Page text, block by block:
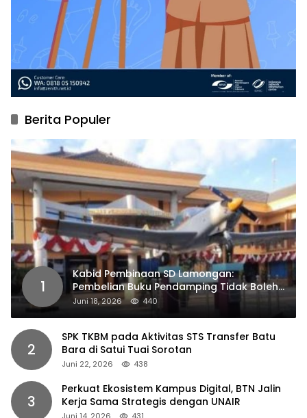
Berita Populer
1
Kabid Pembinaan SD Lamongan:
Pembelian Buku Pendamping Tidak Boleh
Dipaksakan
Juni 18, 2026 440
2
SPK TKBM pada Aktivitas STS Transfer Batu
Bara di Satui Tuai Sorotan
Juni 22, 2026 438
3
Perkuat Ekosistem Kampus Digital, BTN Jalin
Kerja Sama Strategis dengan UNAIR